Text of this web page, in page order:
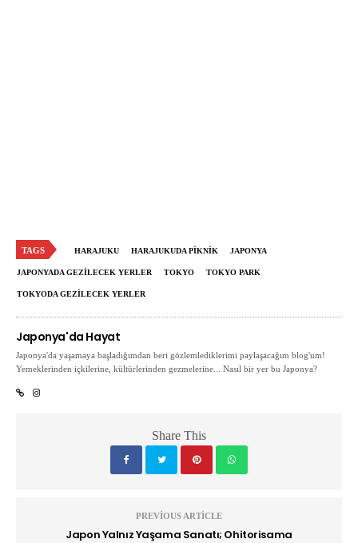
TAGS HARAJUKU HARAJUKUDA PIKNIK JAPONYA
JAPONYADA GEZILECEK YERLER TOKYO TOKYO PARK
TOKYODA GEZILECEK YERLER
Japonya'da Hayat
Japonya'da yaşamaya başladığımdan beri gözlemlediklerimi paylaşacağım blog'um!
Yemeklerinden içkilerine, kültürlerinden gezmelerine... Nasıl bir yer bu Japonya?
Share This
PREVIOUS ARTICLE
Japon Yalnız Yaşama Sanatı; Ohitorisama